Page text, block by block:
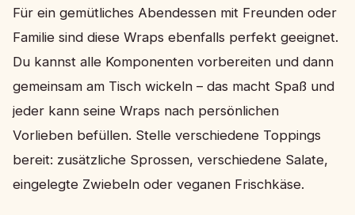
Für ein gemütliches Abendessen mit Freunden oder
Familie sind diese Wraps ebenfalls perfekt geeignet.
Du kannst alle Komponenten vorbereiten und dann
gemeinsam am Tisch wickeln – das macht Spaß und
jeder kann seine Wraps nach persönlichen
Vorlieben befüllen. Stelle verschiedene Toppings
bereit: zusätzliche Sprossen, verschiedene Salate,
eingelegte Zwiebeln oder veganen Frischkäse.